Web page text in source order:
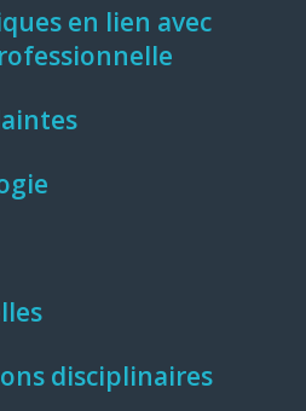
en lien avec
disciplinaires